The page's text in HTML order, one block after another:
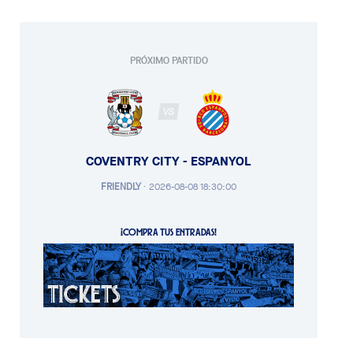
PRÓXIMO PARTIDO
VS
COVENTRY CITY - ESPANYOL
FRIENDLY· 2026-08-08 18:30:00
¡COMPRA TUS ENTRADAS!